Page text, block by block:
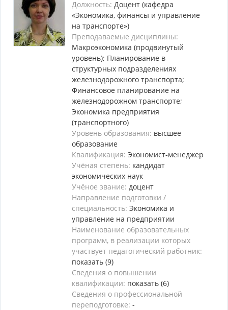
Должность: Доцент (кафедра
«Экономика, финансы и управление
на транспорте»)
Преподаваемые дисциплины:
Макроэкономика (продвинутый
уровень); Планирование в
структурных подразделениях
железнодорожного транспорта;
Финансовое планирование на
железнодорожном транспорте;
Экономика предприятия
(транспортного)
Уровень образования: высшее
образование
Квалификация: Экономист-менеджер
Учёная степень: кандидат
экономических наук
Учёное звание: доцент
Направление подготовки /
специальность: Экономика и
управление на предприятии
Наименование образовательных
программ, в реализации которых
участвует педагогический работник:
показать (9)
Сведения о повышении
квалификации: показать (6)
Сведения о профессиональной
переподготовке: -